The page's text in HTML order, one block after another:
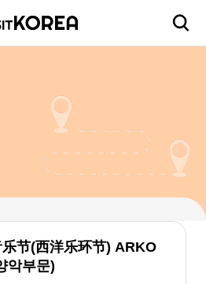
节(西洋乐环节) ARKO
악부문)